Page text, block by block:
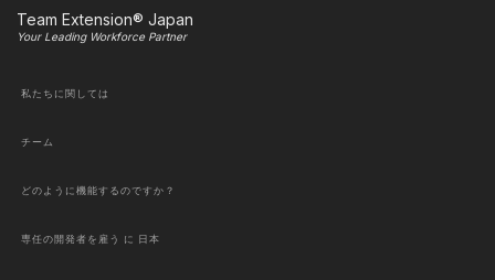
Team Extension® Japan
Your Leading Workforce Partner
私たちに関しては
チーム
どのように機能するのですか？
専任の開発者を雇う に 日本